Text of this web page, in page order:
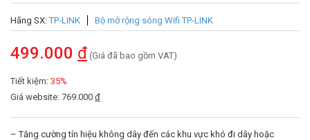
Hãng SX:TP-LINK Bộ mở rộng sóng Wifi TP-LINK
499.000 đ (Giá đã bao gồm VAT)
Tiết kiệm: 35%
Giá website: 769.000 đ
– Tăng cường tín hiệu không dây đến các khu vực khó đi dây hoặc